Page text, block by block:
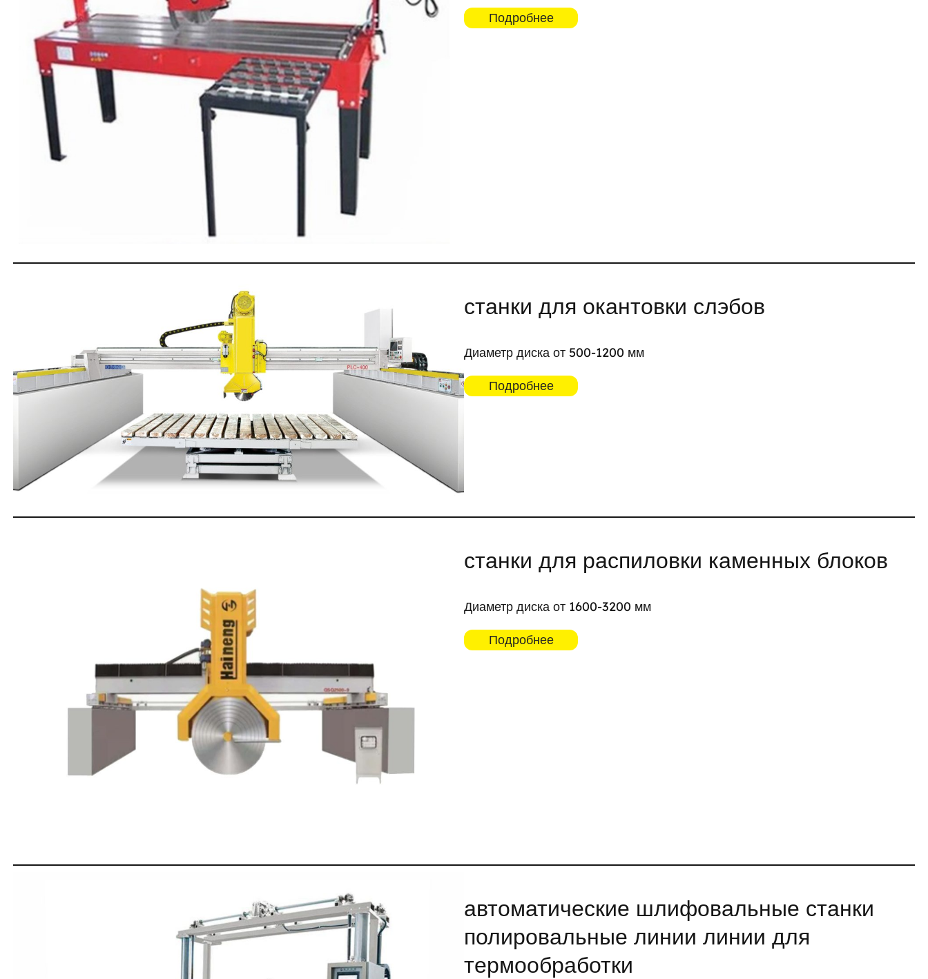
Подробнее
станки для окантовки слэбов
Диаметр диска от 500-1200 мм
Подробнее
станки для распиловки каменных блоков
Диаметр диска от 1600-3200 мм
Подробнее
автоматические шлифовальные станки
полировальные линии линии для
термообработки